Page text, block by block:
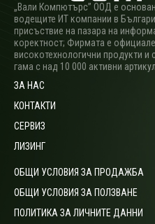
„Вали Компютърс” ООД е
водещите ИТ компании в
присъствие на пазара на
коректност; Фирмата е
високотехнологични продукти
гама с над 10 000 активни
ЗА НАС
КОНТАКТИ
СЕРВИЗ
ЛИЗИНГ
ОБЩИ УСЛОВИЯ ЗА ПРОДАЖБА
ОБЩИ УСЛОВИЯ ЗА ПОЛЗВАНЕ
ПОЛИТИКА ЗА ЛИЧНИТЕ ДАННИ